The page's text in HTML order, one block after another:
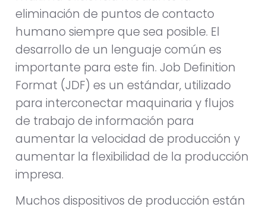
eliminación de puntos de contacto
humano siempre que sea posible. El
desarrollo de un lenguaje común es
importante para este fin. Job Definition
Format (JDF) es un estándar, utilizado
para interconectar maquinaria y flujos
de trabajo de información para
aumentar la velocidad de producción y
aumentar la flexibilidad de la producción
impresa.
Muchos dispositivos de producción están